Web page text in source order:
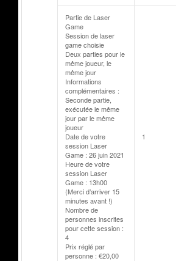
Partie de Laser
Game
Session de laser
game choisie
Deux parties pour le
même joueur, le
même jour
Informations
complémentaires :
Seconde partie,
exécutée le même
jour par le même
joueur
Date de votre
session Laser
Game : 26 juin 2021
Heure de votre
session Laser
Game : 13h00
(Merci d’arriver 15
minutes avant !)
Nombre de
personnes inscrites
pour cette session :
4
Prix réglé par
personne : €20,00
1